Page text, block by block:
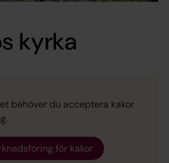
kyrka
behöver du acceptera kakor
för kakor